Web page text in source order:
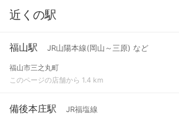
近くの駅
福山駅 JR山陽本線(岡山～三原) など
福山市三之丸町
このページの店舗から 1.4 km
備後本庄駅 JR福塩線